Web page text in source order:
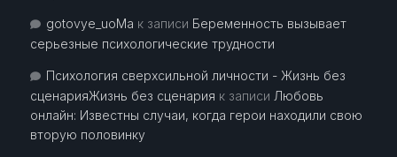
gotovye_uoMa к записи Беременность вызывает
серьезные психологические трудности
Психология сверхсильной личности - Жизнь без
сценарияЖизнь без сценария к записи Любовь
онлайн: Известны случаи, когда герои находили свою
вторую половинку